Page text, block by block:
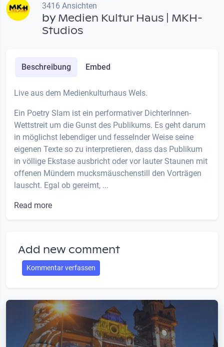
3416 Ansichten
byMedien Kultur Haus | MKH-
Studios
Beschreibung Embed
Live aus dem Medienkulturhaus Wels.
Ein Poetry Slam ist ein performativer DichterInnen-
Wettstreit um die Gunst des Publikums. Es geht darum
in möglichst lebendiger und fesselnder Weise seine
eigenen Texte so zu interpretieren, dass das Publikum
in völlige Ekstase ausbricht oder vor lauter Staunen mit
offenen Mündern mucksmäuschenstill den Vorträgen
lauscht. Egal ob gereimt, ...
Read more
Add new comment
Kommentar verfassen